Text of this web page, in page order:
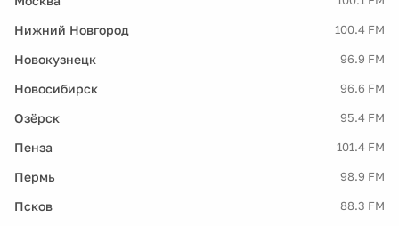
Нижний Новгород 100.4 FM
Новокузнецк 96.9 FM
Новосибирск 96.6 FM
Озёрск 95.4 FM
Пенза 101.4 FM
Пермь 98.9 FM
Псков 88.3 FM